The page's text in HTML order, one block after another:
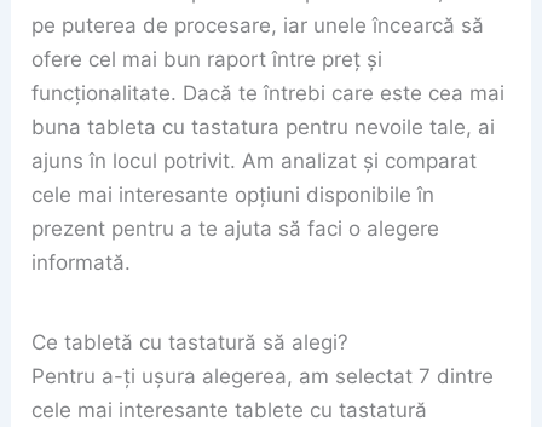
pe puterea de procesare, iar unele încearcă să
ofere cel mai bun raport între preț și
funcționalitate. Dacă te întrebi care este cea mai
buna tableta cu tastatura pentru nevoile tale, ai
ajuns în locul potrivit. Am analizat și comparat
cele mai interesante opțiuni disponibile în
prezent pentru a te ajuta să faci o alegere
informată.
Ce tabletă cu tastatură să alegi?
Pentru a-ți ușura alegerea, am selectat 7 dintre
cele mai interesante tablete cu tastatură